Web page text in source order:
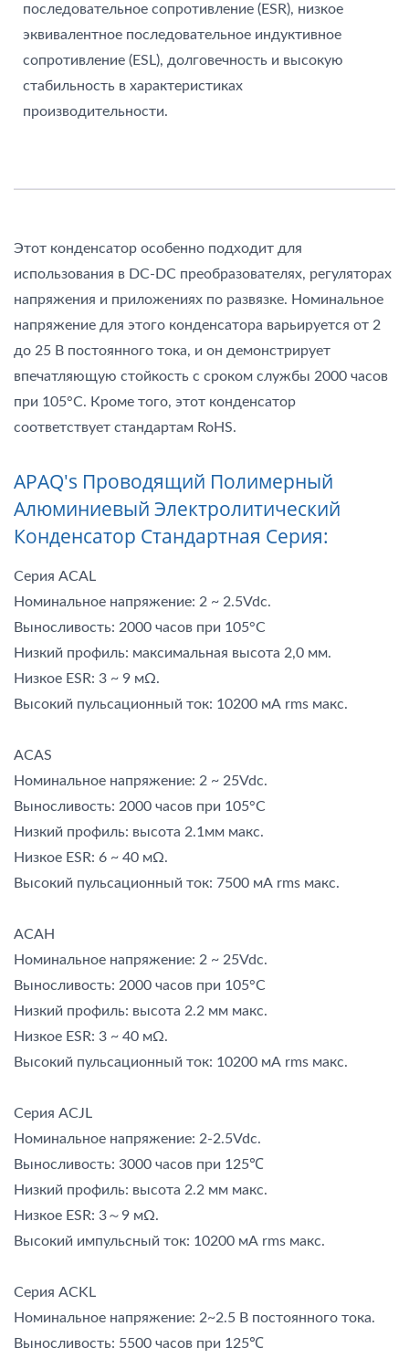
последовательное сопротивление (ESR), низкое
эквивалентное последовательное индуктивное
сопротивление (ESL), долговечность и высокую
стабильность в характеристиках
производительности.
Этот конденсатор особенно подходит для
использования в DC-DC преобразователях, регуляторах
напряжения и приложениях по развязке. Номинальное
напряжение для этого конденсатора варьируется от 2
до 25 В постоянного тока, и он демонстрирует
впечатляющую стойкость с сроком службы 2000 часов
при 105°C. Кроме того, этот конденсатор
соответствует стандартам RoHS.
APAQ's Проводящий Полимерный
Алюминиевый Электролитический
Конденсатор Стандартная Серия:
Серия ACAL
Номинальное напряжение: 2 ~ 2.5Vdc.
Выносливость: 2000 часов при 105°C
Низкий профиль: максимальная высота 2,0 мм.
Низкое ESR: 3 ~ 9 мΩ.
Высокий пульсационный ток: 10200 мА rms макс.
ACAS
Номинальное напряжение: 2 ~ 25Vdc.
Выносливость: 2000 часов при 105°C
Низкий профиль: высота 2.1мм макс.
Низкое ESR: 6 ~ 40 мΩ.
Высокий пульсационный ток: 7500 мА rms макс.
ACAH
Номинальное напряжение: 2 ~ 25Vdc.
Выносливость: 2000 часов при 105°C
Низкий профиль: высота 2.2 мм макс.
Низкое ESR: 3 ~ 40 мΩ.
Высокий пульсационный ток: 10200 мА rms макс.
Серия ACJL
Номинальное напряжение: 2-2.5Vdc.
Выносливость: 3000 часов при 125℃
Низкий профиль: высота 2.2 мм макс.
Низкое ESR: 3～9 мΩ.
Высокий импульсный ток: 10200 мА rms макс.
Серия ACKL
Номинальное напряжение: 2~2.5 В постоянного тока.
Выносливость: 5500 часов при 125℃